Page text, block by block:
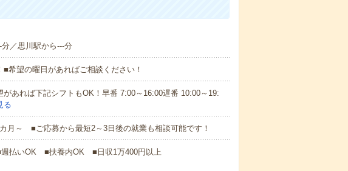
／思川駅から---分
希望の曜日があればご相談ください！
あれば下記シフトもOK！早番 7:00～16:00遅番 10:00～19:
る
月～ ■ご応募から最短2～3日後の就業も相談可能です！
払いOK ■扶養内OK ■日収1万400円以上